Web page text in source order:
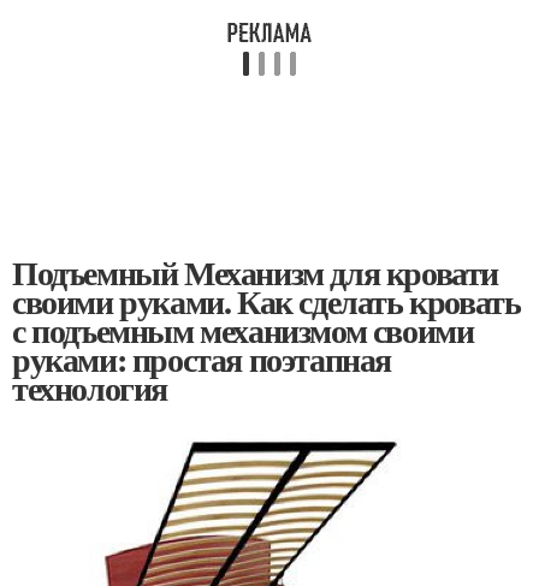
Подъемный Механизм для кровати
своими руками. Как сделать кровать
с подъемным механизмом своими
руками: простая поэтапная
технология